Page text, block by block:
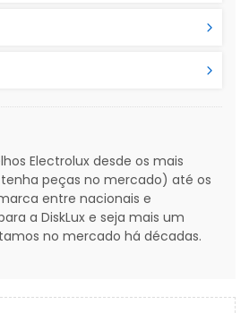
Electrolux desde os mais
peças no mercado) até os
entre nacionais e
a DiskLux e seja mais um
no mercado há décadas.